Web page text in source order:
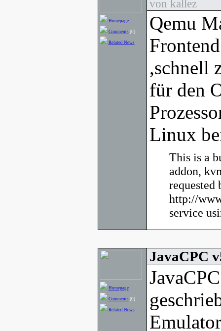
Homepage
Comments [0]
Related News
von kallez
Qemu
,schnell
für den
Linux
This is a
addon,
requested
http://
service
Homepage
Comments [0]
Related News
JavaCPC